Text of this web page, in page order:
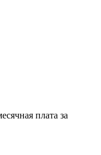
плата за